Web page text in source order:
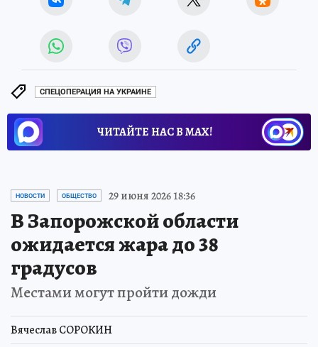
СПЕЦОПЕРАЦИЯ НА УКРАИНЕ
ЧИТАЙТЕ НАС В МАХ!
НОВОСТИ ОБЩЕСТВО 29 июня 2026 18:36
В Запорожской области
ожидается жара до 38
градусов
Местами могут пройти дожди
Вячеслав СОРОКИН